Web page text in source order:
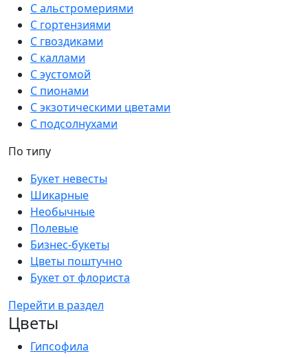
С альстромериями
С гортензиями
С гвоздиками
С каллами
С эустомой
С пионами
С экзотическими цветами
С подсолнухами
По типу
Букет невесты
Шикарные
Необычные
Полевые
Бизнес-букеты
Цветы поштучно
Букет от флориста
Перейти в раздел
Цветы
Гипсофила